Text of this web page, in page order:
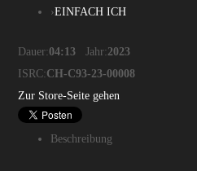
›EINFACH ICH
Dauer:04:13 Jahr:2023
ISRC:CH-C93-23-00008
Zur Store-Seite gehen
Beschreibung